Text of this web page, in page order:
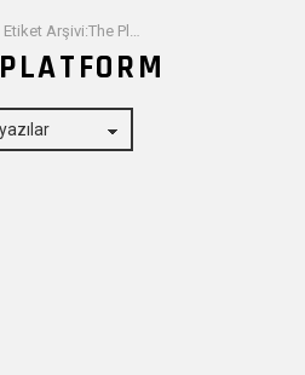
Etiket Arşivi:The Platform